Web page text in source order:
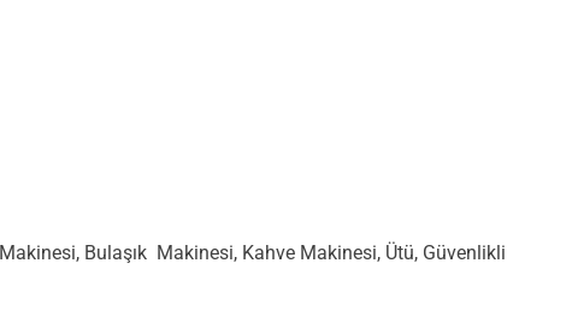
Bulaşık Makinesi, Kahve Makinesi, Ütü, Güvenlikli